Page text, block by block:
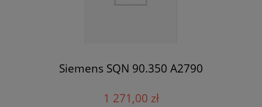
Siemens SQN 90.350 A2790
1 271,00 zł